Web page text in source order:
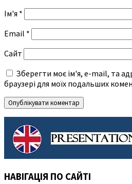
Ім'я *
Email *
Сайт
Зберегти моє ім'я, e-mail, та
браузері для моїх подальших
НАВІГАЦІЯ ПО САЙТІ